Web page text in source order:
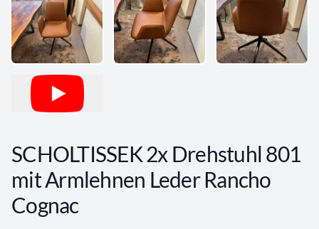
SCHOLTISSEK 2x Drehstuhl 801
mit Armlehnen Leder Rancho
Cognac